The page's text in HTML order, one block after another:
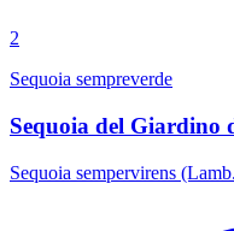
2
Sequoia sempreverde
Sequoia del Giardino
Sequoia sempervirens